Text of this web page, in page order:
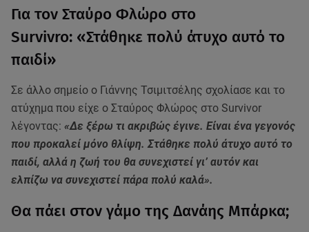
Για τον Σταύρο Φλώρο στο
Survivro: «Στάθηκε πολύ άτυχο αυτό το
παιδί»
Σε άλλο σημείο ο Γιάννης Τσιμιτσέλης σχολίασε και το
ατύχημα που είχε ο Σταύρος Φλώρος στο Survivor
λέγοντας: «Δε ξέρω τι ακριβώς έγινε. Είναι ένα γεγονός
που προκαλεί μόνο θλίψη. Στάθηκε πολύ άτυχο αυτό το
παιδί, αλλά η ζωή του θα συνεχιστεί γι’ αυτόν και
ελπίζω να συνεχιστεί πάρα πολύ καλά».
Θα πάει στον γάμο της Δανάης Μπάρκα;